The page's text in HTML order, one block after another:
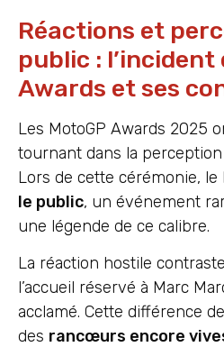
Réactions et
public : l’incident
Awards et ses
Les MotoGP Awards 2025
tournant dans la
Lors de cette cérémonie, le
le public, un événement
une légende de ce calibre.
La réaction hostile
l’accueil réservé à Marc
acclamé. Cette différence
des rancœurs encore